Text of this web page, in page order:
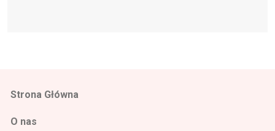
Strona Główna
O nas